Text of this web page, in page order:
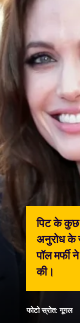
पिट के
अनुरोध के
पॉल मर्फी
की।
फोटो स्रोत: गूगल